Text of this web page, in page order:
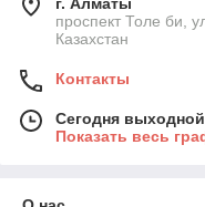
г. Алматы
проспект Толе би,
Казахстан
Контакты
Сегодня выходной
Показать весь